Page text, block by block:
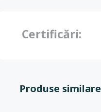
Certificări:
Produse similare